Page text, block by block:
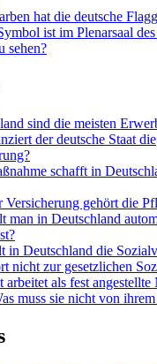
hat die deutsche
ist im Plenarsaal
sehen?
sind die meisten
der deutsche Staat die
schafft in
Versicherung gehört die
man in Deutschland
in Deutschland die
nicht zur gesetzlichen
arbeitet als fest
muss sie nicht von